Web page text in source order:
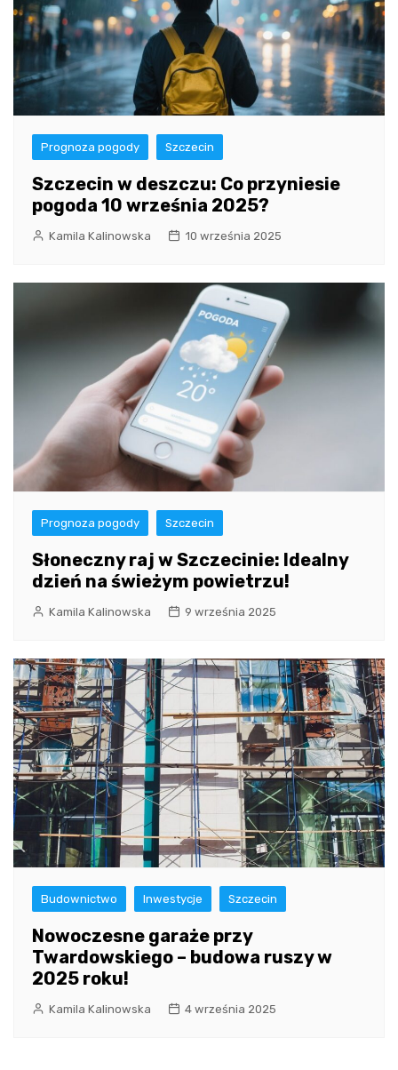
Prognoza pogody Szczecin
Szczecin w deszczu: Co przyniesie
pogoda 10 września 2025?
Kamila Kalinowska 10 września 2025
Prognoza pogody Szczecin
Słoneczny raj w Szczecinie: Idealny
dzień na świeżym powietrzu!
Kamila Kalinowska 9 września 2025
Budownictwo Inwestycje Szczecin
Nowoczesne garaże przy
Twardowskiego – budowa ruszy w
2025 roku!
Kamila Kalinowska 4 września 2025